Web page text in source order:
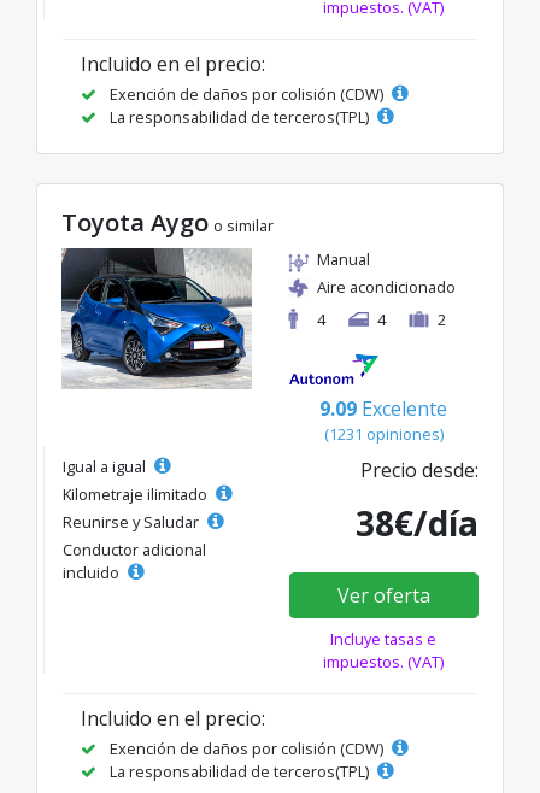
impuestos. (VAT)
Incluido en el precio:
Exención de daños por colisión (CDW)
La responsabilidad de terceros(TPL)
Toyota Aygo o similar
Manual
Aire acondicionado
4
4 2
9.09 Excelente
(1231 opiniones)
Igual a igual
Kilometraje ilimitado
Reunirse y Saludar
Conductor adicional
incluido
Precio desde:
38€/día
Ver oferta
Incluye tasas e
impuestos. (VAT)
Incluido en el precio:
Exención de daños por colisión (CDW)
La responsabilidad de terceros(TPL)